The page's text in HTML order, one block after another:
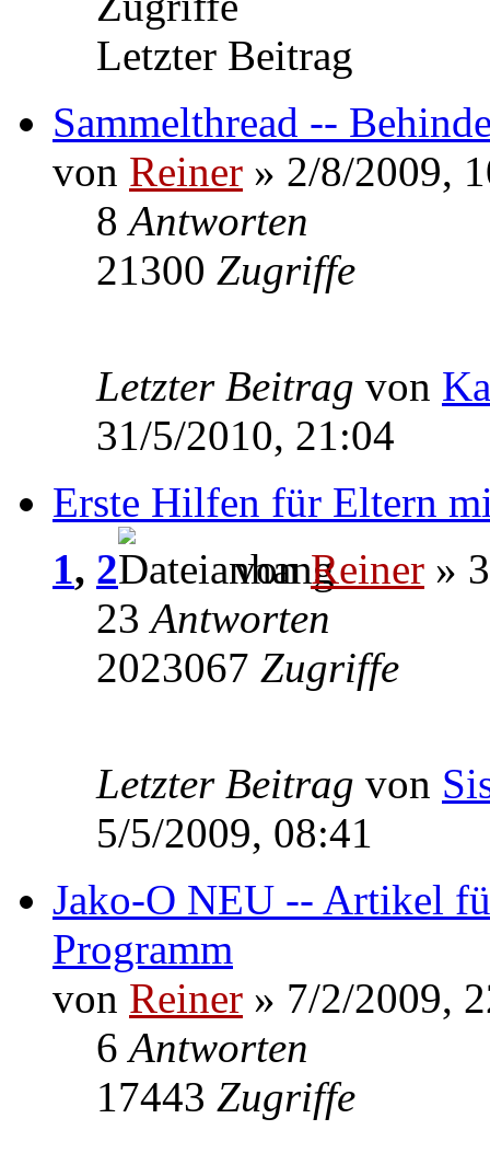
Letzter Beitrag
Sammelthread --
von Reiner » 2/8/2009,
8Antworten
21300 Zugriffe
Letzter Beitrag von
31/5/2010, 21:04
Erste Hilfen für Eltern
1, 2 vonReiner »
23Antworten
2023067 Zugriffe
Letzter Beitrag von
5/5/2009, 08:41
Jako-O NEU -- Artikel
Programm
von Reiner » 7/2/2009,
6Antworten
17443 Zugriffe